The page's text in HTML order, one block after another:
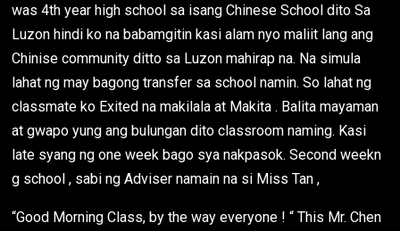
was 4th year high school sa isang Chinese School dito Sa
Luzon hindi ko na babamgitin kasi alam nyo maliit lang ang
Chinise community ditto sa Luzon mahirap na. Na simula
lahat ng may bagong transfer sa school namin. So lahat ng
classmate ko Exited na makilala at Makita . Balita mayaman
at gwapo yung ang bulungan dito classroom naming. Kasi
late syang ng one week bago sya nakpasok. Second weekn
g school , sabi ng Adviser namain na si Miss Tan ,
“Good Morning Class, by the way everyone ! “ This Mr. Chen